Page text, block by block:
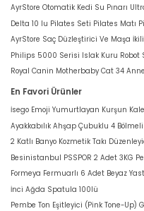
AyrStore Otomatik Kedi Su Pınarı
Delta 10 lu Pilates Seti Pilates Matı
AyrStore Saç Düzleştirici Ve Maşa
Philips 5000 Serisi Islak Kuru Robot
Royal Canin Motherbaby Cat 34
En Favori Ürünler
İsego Emoji Yumurtlayan Kurşun
Ayakkabılık Ahşap Çubuklu 4 Bölmeli
2 Katlı Banyo Kozmetik Takı
Besinistanbul PSSPOR 2 Adet 3KG
Formeya Fermuarlı 6 Adet Beyaz
İnci Ağda Spatula 100lü
Pembe Ton Eşitleyici (Pink Tone-Up)